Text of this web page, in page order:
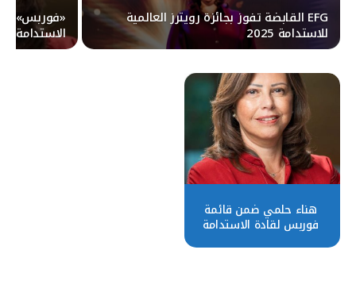
EFG القابضة تفوز بجائزة رويترز العالمية
للاستدامة 2025
«فوربس»
الاستدامة
هناء حلمي ضمن قائمة
فوربس لقادة الاستدامة